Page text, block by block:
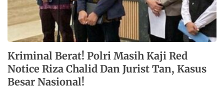
Kriminal Berat! Polri Masih Kaji Red
Notice Riza Chalid Dan Jurist Tan, Kasus
Besar Nasional!